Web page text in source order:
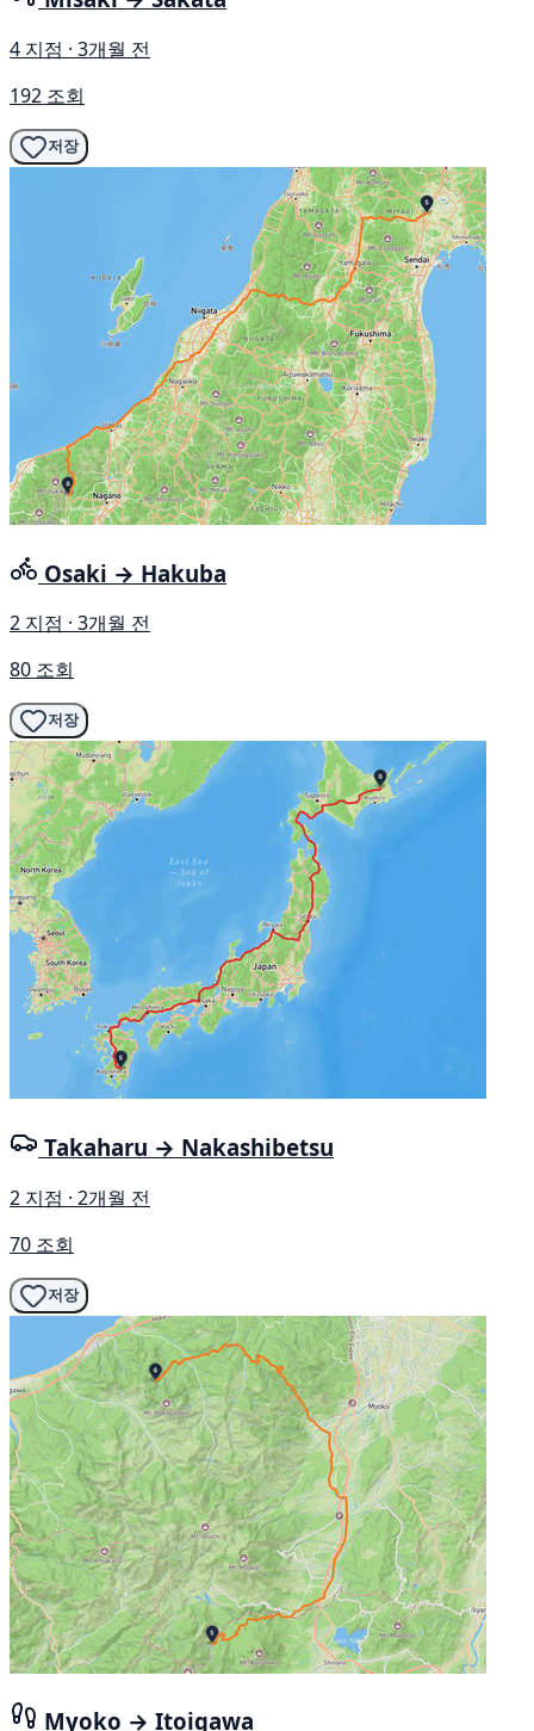
4 지점 · 3개월 전
192 조회
저장
Osaki → Hakuba
2 지점 · 3개월 전
80 조회
저장
Takaharu → Nakashibetsu
2 지점 · 2개월 전
70 조회
저장
Myoko → Itoigawa